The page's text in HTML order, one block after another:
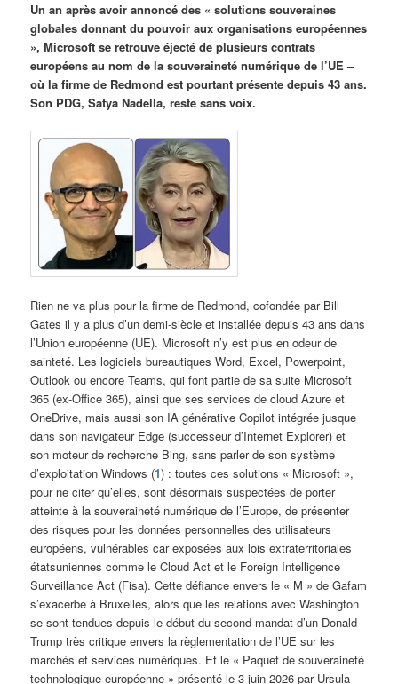
Un an après avoir annoncé des « solutions souveraines
globales donnant du pouvoir aux organisations européennes
», Microsoft se retrouve éjecté de plusieurs contrats
européens au nom de la souveraineté numérique de l’UE –
où la firme de Redmond est pourtant présente depuis 43 ans.
Son PDG, Satya Nadella, reste sans voix.
Rien ne va plus pour la firme de Redmond, cofondée par Bill
Gates il y a plus d’un demi-siècle et installée depuis 43 ans dans
l’Union européenne (UE). Microsoft n’y est plus en odeur de
sainteté. Les logiciels bureautiques Word, Excel, Powerpoint,
Outlook ou encore Teams, qui font partie de sa suite Microsoft
365 (ex-Office 365), ainsi que ses services de cloud Azure et
OneDrive, mais aussi son IA générative Copilot intégrée jusque
dans son navigateur Edge (successeur d’Internet Explorer) et
son moteur de recherche Bing, sans parler de son système
d’exploitation Windows (1) : toutes ces solutions « Microsoft »,
pour ne citer qu’elles, sont désormais suspectées de porter
atteinte à la souveraineté numérique de l’Europe, de présenter
des risques pour les données personnelles des utilisateurs
européens, vulnérables car exposées aux lois extraterritoriales
étatsuniennes comme le Cloud Act et le Foreign Intelligence
Surveillance Act (Fisa). Cette défiance envers le « M » de Gafam
s’exacerbe à Bruxelles, alors que les relations avec Washington
se sont tendues depuis le début du second mandat d’un Donald
Trump très critique envers la règlementation de l’UE sur les
marchés et services numériques. Et le « Paquet de souveraineté
technologique européenne » présenté le 3 juin 2026 par Ursula